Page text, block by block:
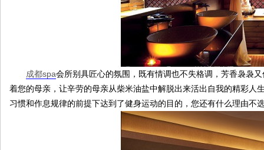
成都spa会所别具匠心的氛围，既有情调也不失格调，芳香袅袅
着您的母亲，让辛劳的母亲从柴米油盐中解脱出来活出自我的精彩人
习惯和作息规律的前提下达到了健身运动的目的，您还有什么理由不